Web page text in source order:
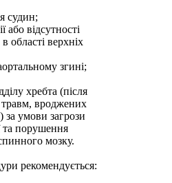
судин;
або відсутності
області верхніх
згині;
хребта (після
травм, вроджених
умови загрози
та порушення
мозку.
рекомендується: